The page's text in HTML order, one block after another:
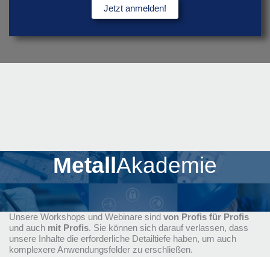
Jetzt anmelden!
MetallAkademie
Unsere Workshops und Webinare sind von Profis für Profis
und auch mit Profis. Sie können sich darauf verlassen, dass
unsere Inhalte die erforderliche Detailtiefe haben, um auch
komplexere Anwendungsfelder zu erschließen.